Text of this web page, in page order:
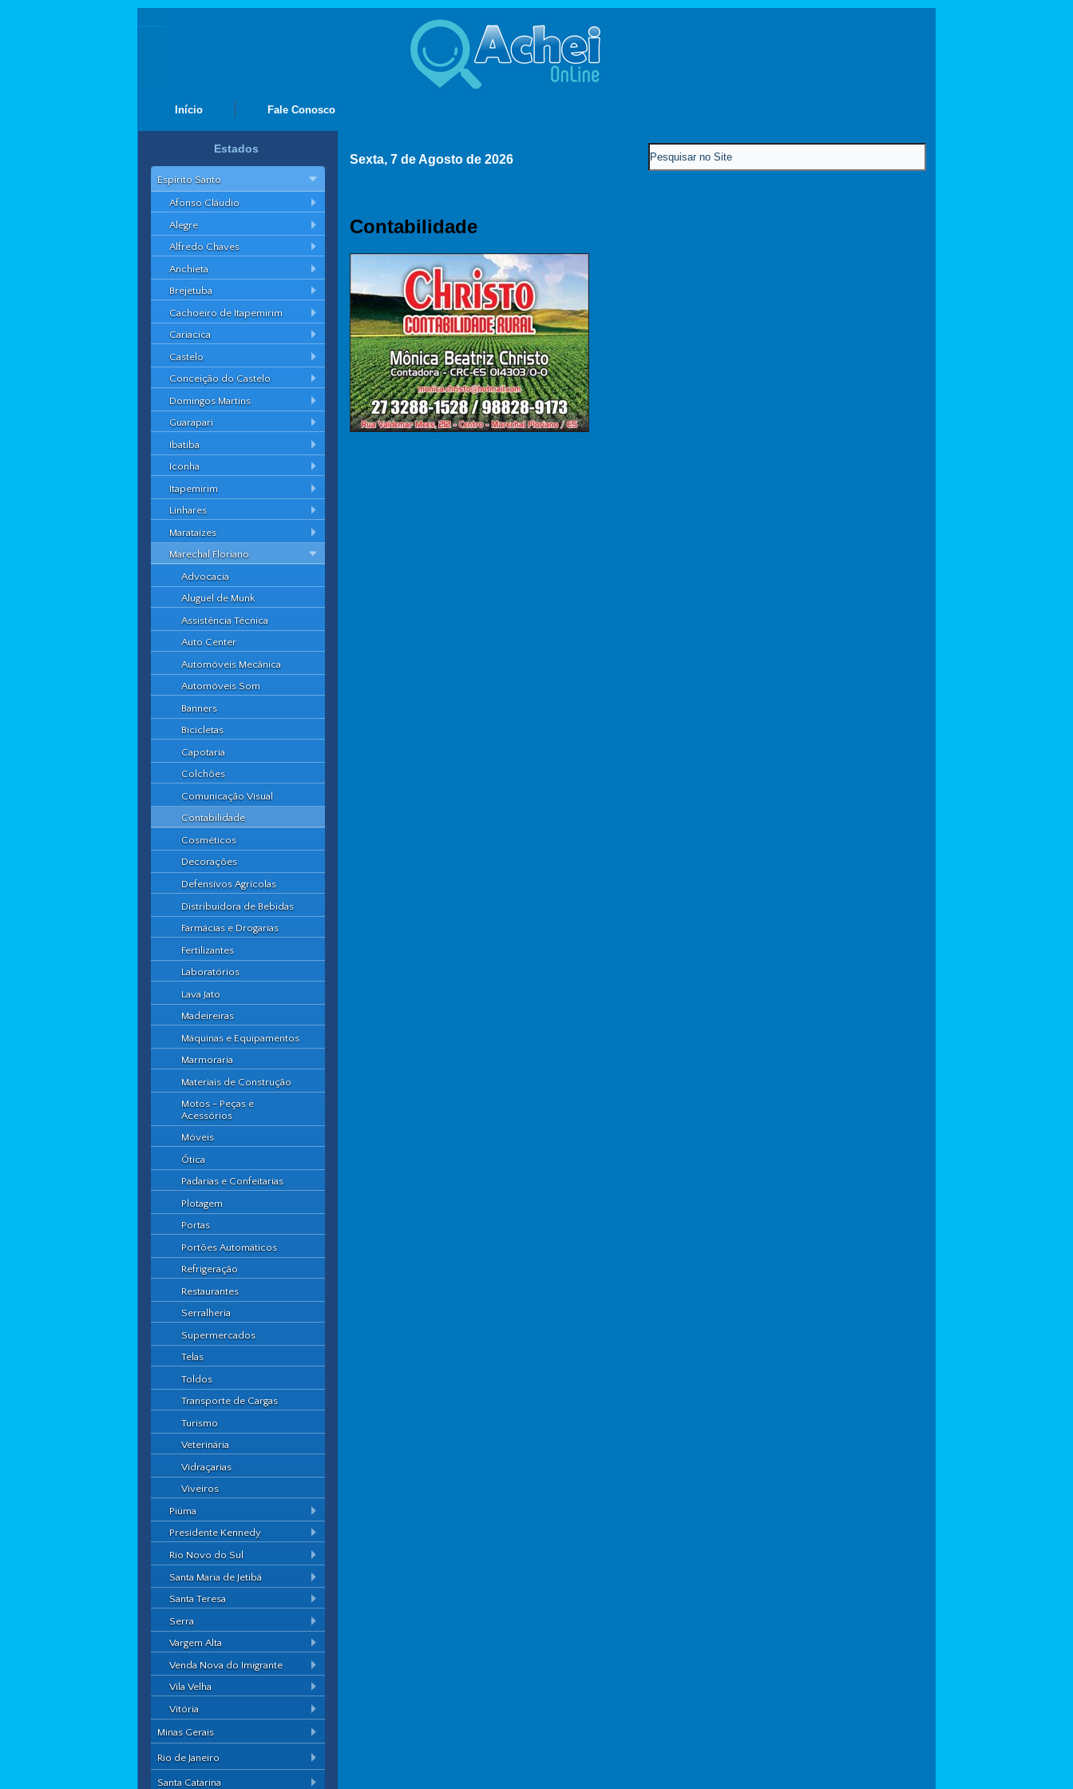
Início Fale Conosco
Estados
Espírito Santo
Afonso Cláudio
Alegre
Alfredo Chaves
Anchieta
Brejetuba
Cachoeiro de Itapemirim
Cariacica
Castelo
Conceição do Castelo
Domingos Martins
Guarapari
Ibatiba
Iconha
Itapemirim
Linhares
Marataízes
Marechal Floriano
Advocacia
Aluguel de Munk
Assistência Técnica
Auto Center
Automóveis Mecânica
Automóveis Som
Banners
Bicicletas
Capotaria
Colchões
Comunicação Visual
Contabilidade
Cosméticos
Decorações
Defensívos Agrícolas
Distribuidora de Bebidas
Farmácias e Drogarias
Fertilizantes
Laboratórios
Lava Jato
Madeireiras
Máquinas e Equipamentos
Marmoraria
Materiais de Construção
Motos - Peças e
Acessórios
Móveis
Ótica
Padarias e Confeitarias
Plotagem
Portas
Portões Automáticos
Refrigeração
Restaurantes
Serralheria
Supermercados
Telas
Toldos
Transporte de Cargas
Turismo
Veterinária
Vidraçarias
Viveiros
Piúma
Presidente Kennedy
Rio Novo do Sul
Santa Maria de Jetibá
Santa Teresa
Serra
Vargem Alta
Venda Nova do Imigrante
Vila Velha
Vitória
Minas Gerais
Rio de Janeiro
Santa Catarina
Sexta, 7 de Agosto de 2026
Contabilidade